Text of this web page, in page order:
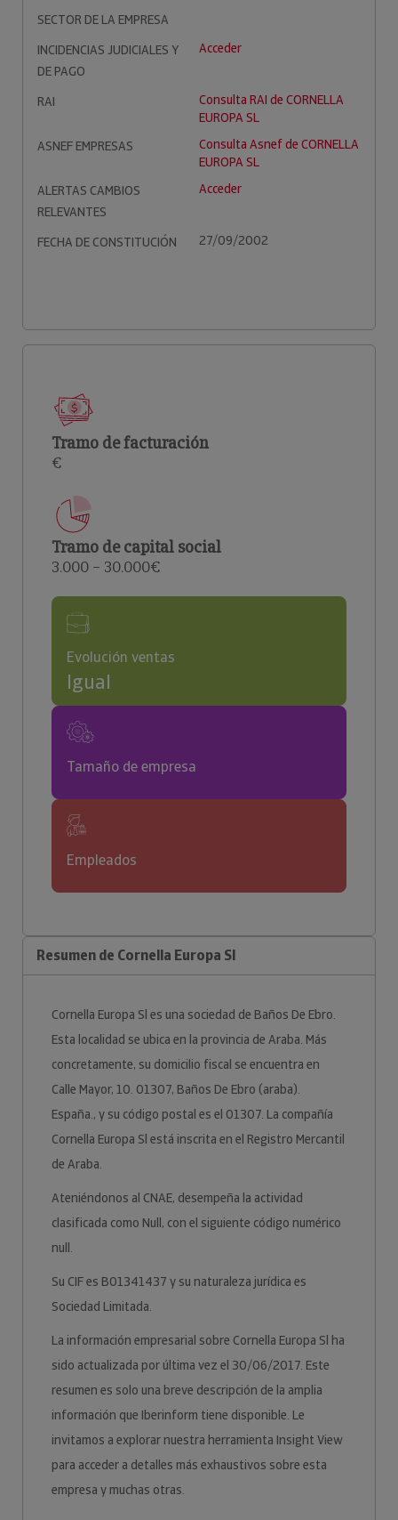
SECTOR DE LA EMPRESA
INCIDENCIAS JUDICIALES Y
DE PAGO
Acceder
RAI
Consulta RAI de CORNELLA
EUROPA SL
ASNEF EMPRESAS
Consulta Asnef de CORNELLA
EUROPA SL
ALERTAS CAMBIOS
RELEVANTES
Acceder
FECHA DE CONSTITUCIÓN 27/09/2002
Tramo de facturación
€
Tramo de capital social
3.000 – 30.000€
Evolución ventas
Igual
Tamaño de empresa
Empleados
Resumen de Cornella Europa Sl
Cornella Europa Sl es una sociedad de Baños De Ebro.
Esta localidad se ubica en la provincia de Araba. Más
concretamente, su domicilio fiscal se encuentra en
Calle Mayor, 10. 01307, Baños De Ebro (araba).
España., y su código postal es el 01307. La compañía
Cornella Europa Sl está inscrita en el Registro Mercantil
de Araba.
Ateniéndonos al CNAE, desempeña la actividad
clasificada como Null, con el siguiente código numérico
null.
Su CIF es B01341437 y su naturaleza jurídica es
Sociedad Limitada.
La información empresarial sobre Cornella Europa Sl ha
sido actualizada por última vez el 30/06/2017. Este
resumen es solo una breve descripción de la amplia
información que Iberinform tiene disponible. Le
invitamos a explorar nuestra herramienta Insight View
para acceder a detalles más exhaustivos sobre esta
empresa y muchas otras.